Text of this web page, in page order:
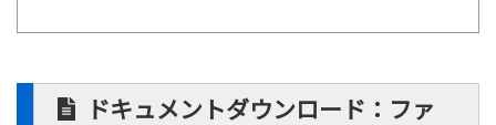
ドキュメントダウンロード：ファ